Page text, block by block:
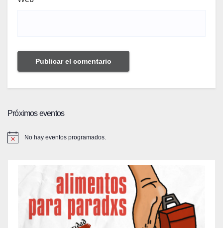
Próximos eventos
No hay eventos programados.